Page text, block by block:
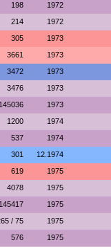
198 1972
214 1972
305 1973
3661 1973
3472 1973
3476 1973
145036 1973
1200 1974
537 1974
301 12.1974
619 1975
4078 1975
145417 1975
/ 75 1975
576 1975